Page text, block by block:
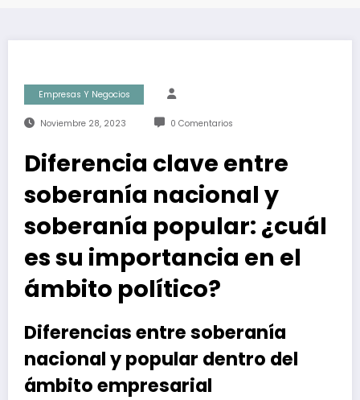
Empresas Y Negocios
Noviembre 28, 2023 0 Comentarios
Diferencia clave entre
soberanía nacional y
soberanía popular: ¿cuál
es su importancia en el
ámbito político?
Diferencias entre soberanía
nacional y popular dentro del
ámbito empresarial